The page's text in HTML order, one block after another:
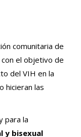
comunitaria de
con el objetivo de
del VIH en la
hicieran las
para la
y bisexual